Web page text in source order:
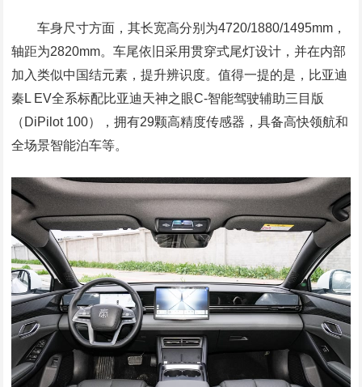
车身尺寸方面，其长宽高分别为4720/1880/1495mm，
轴距为2820mm。车尾依旧采用贯穿式尾灯设计，并在内部
加入类似中国结元素，提升辨识度。值得一提的是，比亚迪
秦L EV全系标配比亚迪天神之眼C-智能驾驶辅助三目版
（DiPilot 100），拥有29颗高精度传感器，具备高快领航和
全场景智能泊车等。